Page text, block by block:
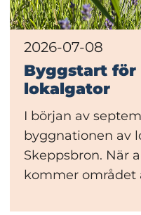
2026-07-08
Byggstart för
lokalgator
I början av
byggnationen av
Skeppsbron. När
kommer området